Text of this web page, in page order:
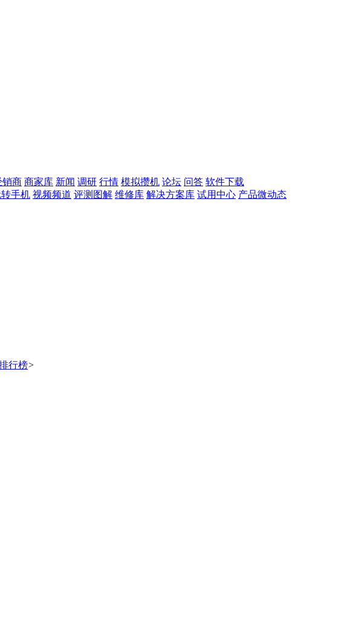
销商 商家库 新闻 调研 行情 模拟攒机 论坛 问答 软件下载
手机 视频频道 评测图解 维修库 解决方案库 试用中心 产品微动态
行榜>